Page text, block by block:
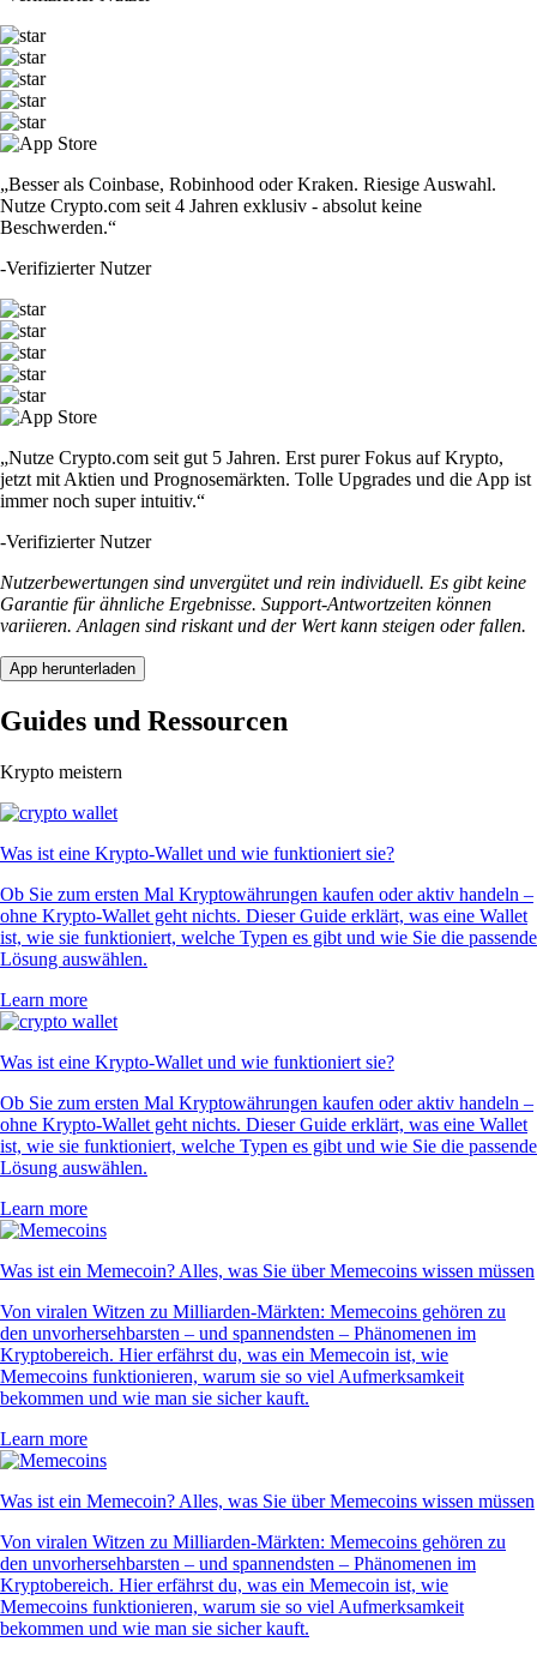
„Besser als Coinbase, Robinhood oder Kraken. Riesige Auswahl.
Nutze Crypto.com seit 4 Jahren exklusiv - absolut keine
Beschwerden.“
-Verifizierter Nutzer
„Nutze Crypto.com seit gut 5 Jahren. Erst purer Fokus auf Krypto,
jetzt mit Aktien und Prognosemärkten. Tolle Upgrades und die App ist
immer noch super intuitiv.“
-Verifizierter Nutzer
Nutzerbewertungen sind unvergütet und rein individuell. Es gibt keine
Garantie für ähnliche Ergebnisse. Support-Antwortzeiten können
variieren. Anlagen sind riskant und der Wert kann steigen oder fallen.
App herunterladen
Guides und Ressourcen
Krypto meistern
Was ist eine Krypto-Wallet und wie funktioniert sie?
Ob Sie zum ersten Mal Kryptowährungen kaufen oder aktiv handeln –
ohne Krypto-Wallet geht nichts. Dieser Guide erklärt, was eine Wallet
ist, wie sie funktioniert, welche Typen es gibt und wie Sie die passende
Lösung auswählen.
Learn more
Was ist eine Krypto-Wallet und wie funktioniert sie?
Ob Sie zum ersten Mal Kryptowährungen kaufen oder aktiv handeln –
ohne Krypto-Wallet geht nichts. Dieser Guide erklärt, was eine Wallet
ist, wie sie funktioniert, welche Typen es gibt und wie Sie die passende
Lösung auswählen.
Learn more
Was ist ein Memecoin? Alles, was Sie über Memecoins wissen müssen
Von viralen Witzen zu Milliarden-Märkten: Memecoins gehören zu
den unvorhersehbarsten – und spannendsten – Phänomenen im
Kryptobereich. Hier erfährst du, was ein Memecoin ist, wie
Memecoins funktionieren, warum sie so viel Aufmerksamkeit
bekommen und wie man sie sicher kauft.
Learn more
Was ist ein Memecoin? Alles, was Sie über Memecoins wissen müssen
Von viralen Witzen zu Milliarden-Märkten: Memecoins gehören zu
den unvorhersehbarsten – und spannendsten – Phänomenen im
Kryptobereich. Hier erfährst du, was ein Memecoin ist, wie
Memecoins funktionieren, warum sie so viel Aufmerksamkeit
bekommen und wie man sie sicher kauft.